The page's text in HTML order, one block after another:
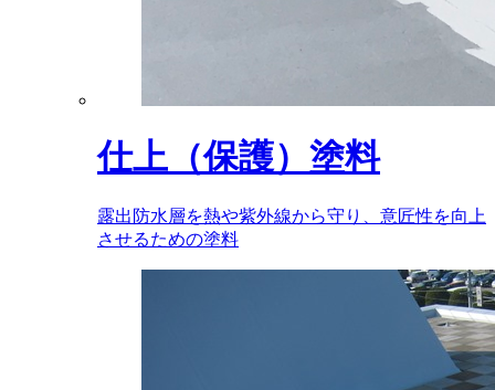
仕上（保護）塗料
露出防水層を熱や紫外線から守り、意匠性を向上
させるための塗料